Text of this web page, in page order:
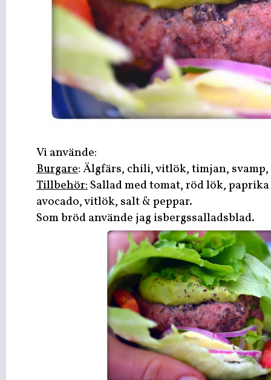
Vi använde:
Burgare: Älgfärs, chili, vitlök, timjan, svamp,
Tillbehör:Sallad med tomat, röd lök,
avocado, vitlök, salt & peppar.
Som bröd använde jag isbergssalladsblad.